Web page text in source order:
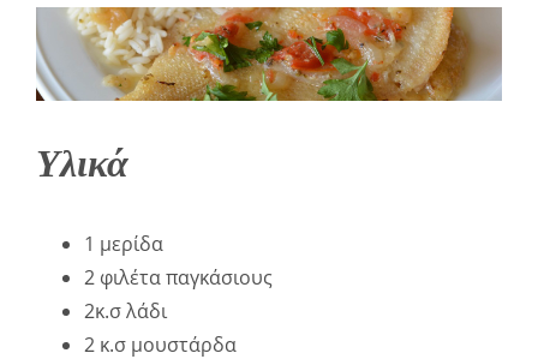
Υλικά
1 μερίδα
2 φιλέτα παγκάσιους
2κ.σ λάδι
2 κ.σ μουστάρδα